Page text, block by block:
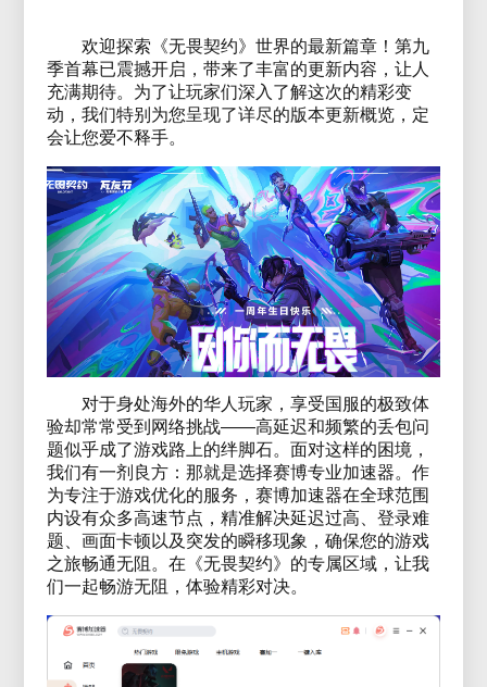
欢迎探索《无畏契约》世界的最新篇章！第九
季首幕已震撼开启，带来了丰富的更新内容，让人
充满期待。为了让玩家们深入了解这次的精彩变
动，我们特别为您呈现了详尽的版本更新概览，定
会让您爱不释手。
对于身处海外的华人玩家，享受国服的极致体
验却常常受到网络挑战——高延迟和频繁的丢包问
题似乎成了游戏路上的绊脚石。面对这样的困境，
我们有一剂良方：那就是选择赛博专业加速器。作
为专注于游戏优化的服务，赛博加速器在全球范围
内设有众多高速节点，精准解决延迟过高、登录难
题、画面卡顿以及突发的瞬移现象，确保您的游戏
之旅畅通无阻。在《无畏契约》的专属区域，让我
们一起畅游无阻，体验精彩对决。